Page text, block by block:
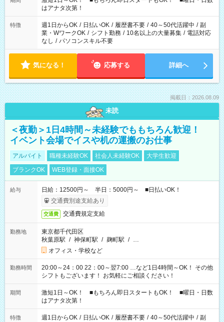
はアナタ次第！
特徴 週1日からOK / 日払いOK / 履歴書不要 / 40～50代活躍中 / 副
業・WワークOK / シフト勤務 / 10名以上の大量募集 / 電話対応
なし / パソコンスキル不要
気になる！ 応募する 詳細へ
掲載日：2026.08.09
未読
＜夜勤＞1日4時間～未経験でももちろん歓迎！
イベント会場でイスや机の運搬のお仕事
アルバイト 職種未経験OK 社会人未経験OK
大学生歓迎
ブランクOK
WEB登録・面接OK
給与
日給：12500円～ 半日：5000円～ ■日払いOK！
交通費別途支給あり
交通費 交通費規定支給
勤務地
東京都千代田区
秋葉原駅 / 神保町駅 / 麹町駅 / …
オフィス・学校など
勤務時間
20:00～24：00 22：00～翌7:00 …など1日4時間～OK！ その他
シフトもございます！ お気軽にご相談ください！
期間
激短1日～OK！ ■もちろん即日スタートもOK！ ■曜日・日数
はアナタ次第！
特徴 週1日からOK / 日払いOK / 履歴書不要 / 40～50代活躍中 / 副